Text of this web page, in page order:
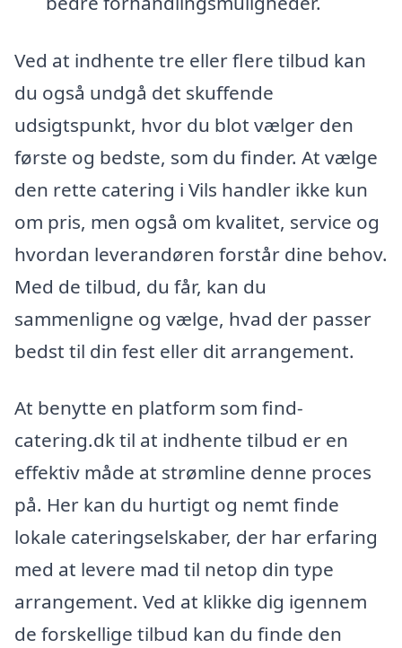
Ved at indhente tre eller flere tilbud kan
du også undgå det skuffende
udsigtspunkt, hvor du blot vælger den
første og bedste, som du finder. At vælge
den rette catering i Vils handler ikke kun
om pris, men også om kvalitet, service og
hvordan leverandøren forstår dine behov.
Med de tilbud, du får, kan du
sammenligne og vælge, hvad der passer
bedst til din fest eller dit arrangement.
At benytte en platform som find-
catering.dk til at indhente tilbud er en
effektiv måde at strømline denne proces
på. Her kan du hurtigt og nemt finde
lokale cateringselskaber, der har erfaring
med at levere mad til netop din type
arrangement. Ved at klikke dig igennem
de forskellige tilbud kan du finde den